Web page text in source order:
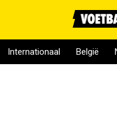
Internationaal België